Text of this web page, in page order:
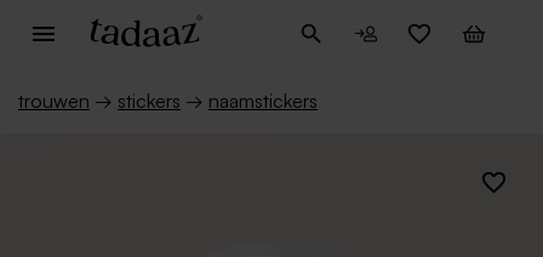
trouwen → stickers → naamstickers